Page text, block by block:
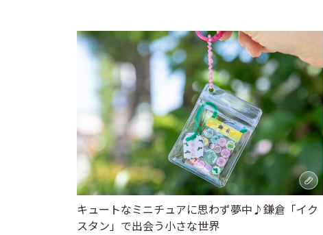
キュートなミニチュアに思わず夢中♪鎌倉「イク
スタン」で出会う小さな世界